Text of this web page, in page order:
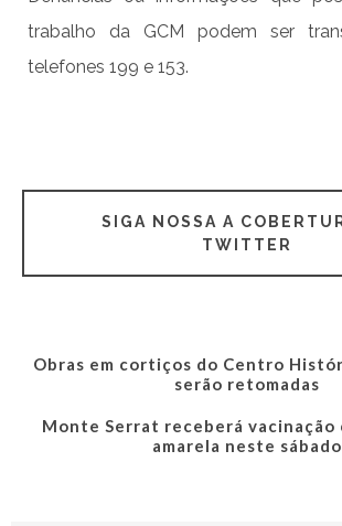
trabalho da GCM podem ser
telefones 199 e 153.
SIGA NOSSA A
TWITTER
Obras em cortiços do Centro
serão retomadas
Monte Serrat receberá
amarela neste sábado